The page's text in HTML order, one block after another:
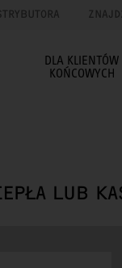
DLA KLIENTÓW
KOŃCOWYCH
LUB